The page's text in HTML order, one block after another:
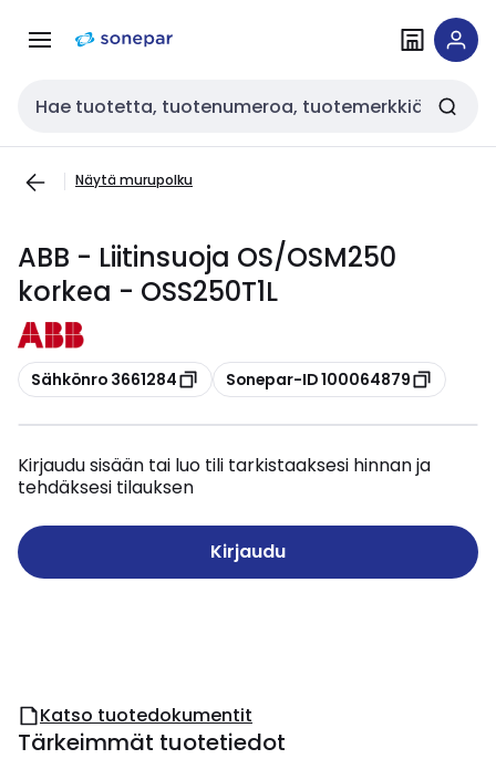
navigointiinsisältöön
Haku
Näytä murupolku
ABB - Liitinsuoja OS/OSM250
korkea - OSS250T1L
Kopioi
Sähkönro 3661284 Kopioi
Sonepar-ID 100064879
Kirjaudu sisään tai luo tili tarkistaaksesi hinnan ja
tehdäksesi tilauksen
Kirjaudu
Katso tuotedokumentit
Tärkeimmät tuotetiedot